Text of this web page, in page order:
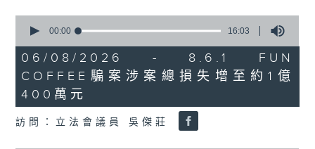
seconds
16
minutes,
3
seconds
00:00 16:03
06/08/2026 - 8.6.1 FUN
COFFEE騙案涉案總損失增至約1億
400萬元
訪問：立法會議員 吳傑莊